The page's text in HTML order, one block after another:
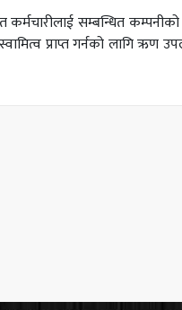
कर्मचारीलाई सम्बन्धित
प्राप्त गर्नको लागि